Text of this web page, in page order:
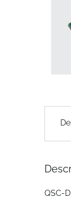
the
QSC-